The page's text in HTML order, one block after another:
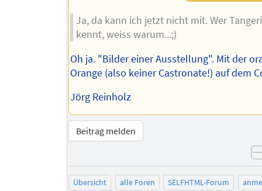
Ja, da kann ich jetzt nicht mit. Wer
kennt, weiss warum...;)
Oh ja. "Bilder einer Ausstellung". Mit der
Orange (also keiner Castronate!) auf dem
Jörg Reinholz
Beitrag melden
Übersicht alle Foren SELFHTML-Forum